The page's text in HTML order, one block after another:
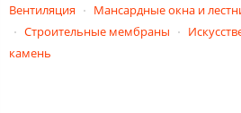
Вентиляция Мансардные окна и
Строительные мембраны
камень